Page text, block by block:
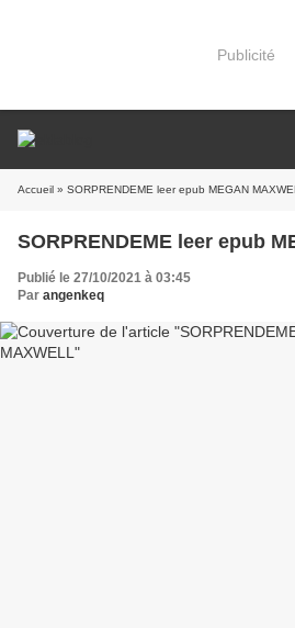
Publicité
Accueil » SORPRENDEME leer epub MEGAN
SORPRENDEME leer epub
Publié le 27/10/2021 à 03:45
Par angenkeq